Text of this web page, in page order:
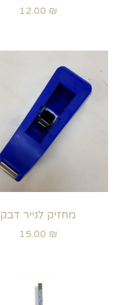
12.00 ₪
מחזיק לנייר דבק
15.00 ₪